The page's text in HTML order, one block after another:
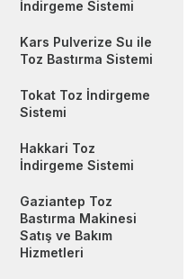
İndirgeme Sistemi
Kars Pulverize Su ile
Toz Bastırma Sistemi
Tokat Toz İndirgeme
Sistemi
Hakkari Toz
İndirgeme Sistemi
Gaziantep Toz
Bastırma Makinesi
Satış ve Bakım
Hizmetleri